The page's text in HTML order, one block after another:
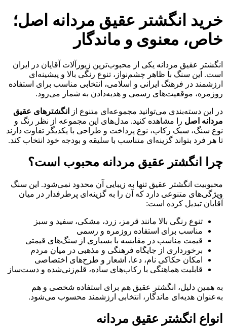
خرید انگشتر عقیق مردانه اصل؛
خاص، معنوی و ماندگار
انگشتر عقیق مردانه یکی از محبوب‌ترین زیورآلات آقایان در ایران
است. این سنگ با ظاهر چشم‌نواز، تنوع رنگی بالا و پیشینه‌ای
ارزشمند در فرهنگ ایرانی و اسلامی، انتخابی مناسب برای استفاده
روزمره، موقعیت‌های رسمی و هدیه‌دادن به شمار می‌رود.
در این دسته‌بندی می‌توانید مجموعه‌ای متنوع از
انگشترهای عقیق
مردانه اصل را مشاهده کنید. مدل‌های این مجموعه از نظر رنگ و
نوع سنگ، سبک رکاب، نوع پرداخت و طراحی با یکدیگر تفاوت دارند
تا هر فرد بتواند گزینه‌ای متناسب با سلیقه و بودجه خود انتخاب کند.
چرا انگشتر عقیق مردانه محبوب است؟
محبوبیت انگشتر عقیق تنها به زیبایی آن محدود نمی‌شود. این سنگ
ویژگی‌های متنوعی دارد که آن را به گزینه‌ای پرطرفدار در میان
آقایان تبدیل کرده است:
تنوع رنگی بالا مانند قرمز، زرد، مشکی، سفید و سبز
مناسب برای استفاده روزمره و رسمی
قیمت مناسب در مقایسه با بسیاری از سنگ‌های قیمتی
برخورداری از جایگاه فرهنگی و مذهبی در میان مردم
امکان حکاکی نام، دعا، اشعار و طرح‌های اختصاصی
قابلیت هماهنگی با رکاب‌های ساده، قلم‌زنی‌شده و دست‌ساز
به همین دلیل، انگشتر عقیق هم برای استفاده شخصی و هم
به‌عنوان هدیه‌ای ماندگار، انتخابی ارزشمند محسوب می‌شود.
انواع انگشتر عقیق مردانه